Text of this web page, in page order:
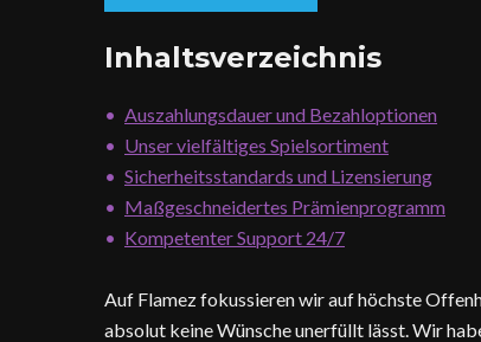
Inhaltsverzeichnis
Auszahlungsdauer und Bezahloptionen
Unser vielfältiges Spielsortiment
Sicherheitsstandards und Lizensierung
Maßgeschneidertes Prämienprogramm
Kompetenter Support 24/7
Auf Flamez fokussieren wir auf höchste
absolut keine Wünsche unerfüllt lässt. Wir